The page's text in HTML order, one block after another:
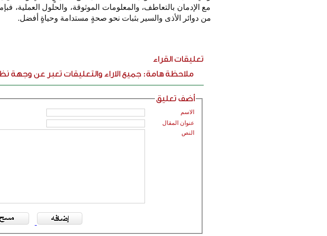
مع الإدمان بالتعاطف، والمعلومات الموثوقة، والحلول العملية،
من دوائر الأذى والسير بثبات نحو صحةٍ مستدامة وحياةٍ أفضل.
تعليقات القراء
ملاحظة هامة: جميع الاراء والتعليقات تعبر عن وجهة
أضف تعليق
الاسم
عنوان المقال
النص